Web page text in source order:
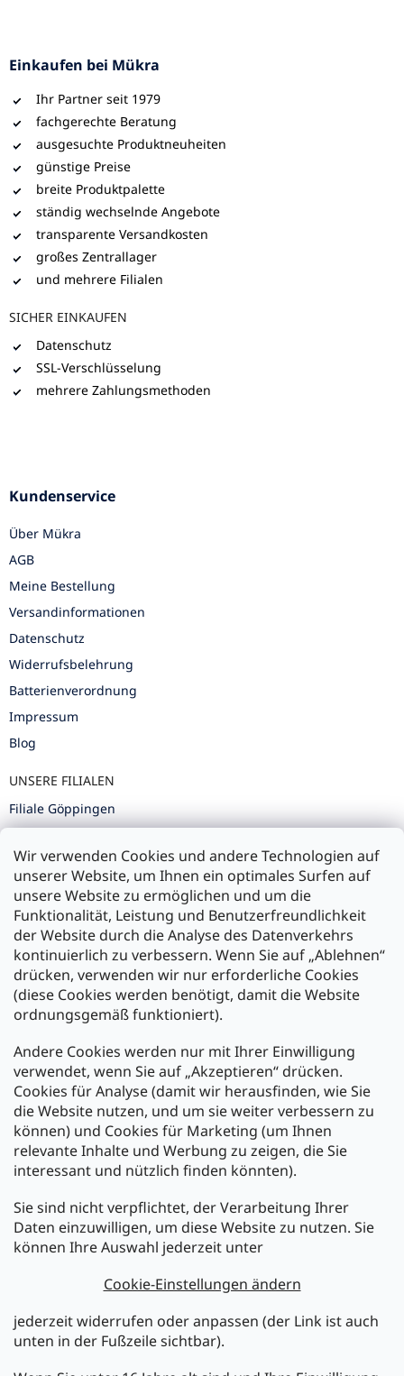
Wir verwenden Cookies und andere Technologien auf
unserer Website, um Ihnen ein optimales Surfen auf
unsere Website zu ermöglichen und um die
Funktionalität, Leistung und Benutzerfreundlichkeit
der Website durch die Analyse des Datenverkehrs
kontinuierlich zu verbessern. Wenn Sie auf „Ablehnen“
drücken, verwenden wir nur erforderliche Cookies
(diese Cookies werden benötigt, damit die Website
ordnungsgemäß funktioniert).
Andere Cookies werden nur mit Ihrer Einwilligung
verwendet, wenn Sie auf „Akzeptieren“ drücken.
Cookies für Analyse (damit wir herausfinden, wie Sie
die Website nutzen, und um sie weiter verbessern zu
können) und Cookies für Marketing (um Ihnen
relevante Inhalte und Werbung zu zeigen, die Sie
interessant und nützlich finden könnten).
Sie sind nicht verpflichtet, der Verarbeitung Ihrer
Daten einzuwilligen, um diese Website zu nutzen. Sie
können Ihre Auswahl jederzeit unter
Cookie-Einstellungen ändern
jederzeit widerrufen oder anpassen (der Link ist auch
unten in der Fußzeile sichtbar).
Einkaufen bei Mükra
Ihr Partner seit 1979
fachgerechte Beratung
ausgesuchte Produktneuheiten
günstige Preise
breite Produktpalette
ständig wechselnde Angebote
transparente Versandkosten
großes Zentrallager
und mehrere Filialen
SICHER EINKAUFEN
Datenschutz
SSL-Verschlüsselung
mehrere Zahlungsmethoden
Kundenservice
Über Mükra
AGB
Meine Bestellung
Versandinformationen
Datenschutz
Widerrufsbelehrung
Batterienverordnung
Impressum
Blog
UNSERE FILIALEN
Filiale Göppingen
Filiale Ulm
Zahlung und Versand
Versand mit:
Zahlarten:
Newsletter abonnieren
Legen Sie Ihre E-Mail ein und wir werden Ihnen Informationen
über neue Produkte in unserem E-Shop zusenden.
E-Mail
Melden Sie sich jetzt für den mükra Newsletter an,
kostenlos und jederzeit kündbar! Mit der Anmeldung zum